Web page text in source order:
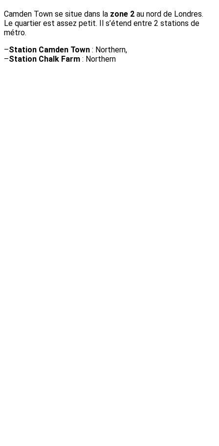
Camden Town se situe dans la zone 2 au nord de Londres.
Le quartier est assez petit. Il s’étend entre 2 stations de
métro.
–Station Camden Town : Northern,
–Station Chalk Farm : Northern